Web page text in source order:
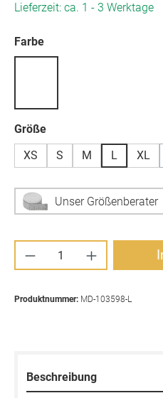
Lieferzeit: ca. 1 - 3 Werktage
Farbeauswählen
Größeauswählen
XS
S M L XL
Unser Größenberater
Produkt Anzahl: Gib
Produktnummer: MD-103598-L
Beschreibung